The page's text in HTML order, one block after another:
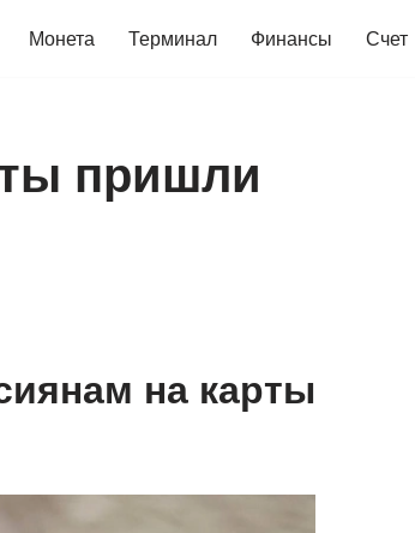
Монета Терминал Финансы Счет
пришли
на карты